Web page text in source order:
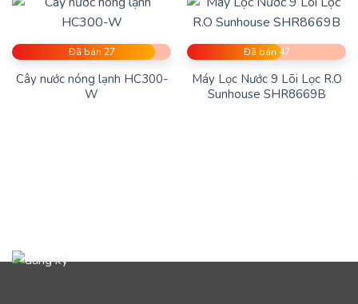
bền và tuổi thọ.
Đã bán 27
Cây nước nóng lạnh HC300-
W
Đã bán 47
Máy Lọc Nước 9 Lõi Lọc R.O
Sunhouse SHR8669B